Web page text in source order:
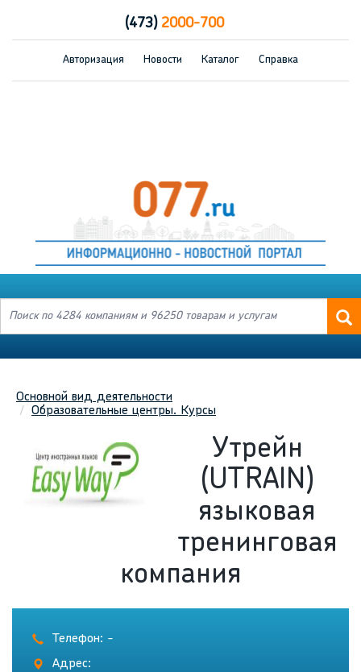
(473)2000-700
Авторизация Новости Каталог Справка
Основной вид деятельности
Образовательные центры. Курсы
Утрейн
(UTRAIN)
языковая
тренинговая
компания
Телефон: -
Адрес: